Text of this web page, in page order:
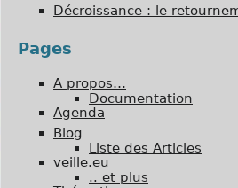
Décroissance : le
Pages
A propos…
Documentation
Agenda
Blog
Liste des Articles
veille.eu
.. et plus